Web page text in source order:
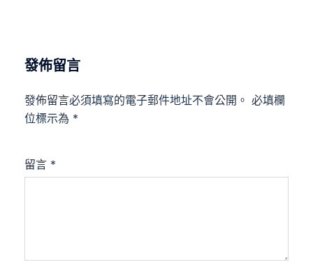
發佈留言
發佈留言必須填寫的電子郵件地址不會公開。 必填欄
位標示為 *
留言 *